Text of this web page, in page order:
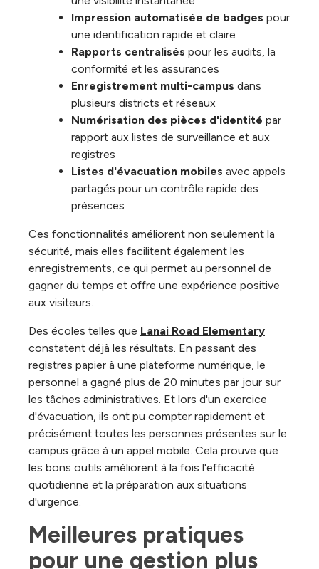
Impression automatisée de badges pour
une identification rapide et claire
Rapports centralisés pour les audits, la
conformité et les assurances
Enregistrement multi-campus dans
plusieurs districts et réseaux
Numérisation des pièces d'identité par
rapport aux listes de surveillance et aux
registres
Listes d'évacuation mobiles avec appels
partagés pour un contrôle rapide des
présences
Ces fonctionnalités améliorent non seulement la
sécurité, mais elles facilitent également les
enregistrements, ce qui permet au personnel de
gagner du temps et offre une expérience positive
aux visiteurs.
Des écoles telles que Lanai Road Elementary
constatent déjà les résultats. En passant des
registres papier à une plateforme numérique, le
personnel a gagné plus de 20 minutes par jour sur
les tâches administratives. Et lors d'un exercice
d'évacuation, ils ont pu compter rapidement et
précisément toutes les personnes présentes sur le
campus grâce à un appel mobile. Cela prouve que
les bons outils améliorent à la fois l'efficacité
quotidienne et la préparation aux situations
d'urgence.
Meilleures pratiques
pour une gestion plus